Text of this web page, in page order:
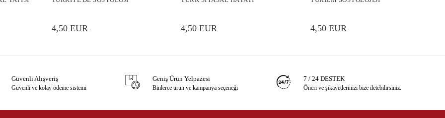
4,50 EUR 4,50 EUR 4,50 EUR
Güvenli Alışveriş
Güvenli ve kolay ödeme sistemi
Geniş Ürün Yelpazesi
Binlerce ürün ve kampanya seçeneği
7 / 24 DESTEK
Öneri ve şikayetlerinizi bize iletebilirsiniz.